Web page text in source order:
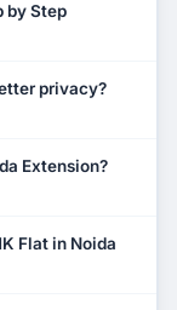
by Step
privacy?
Extension?
Flat in Noida